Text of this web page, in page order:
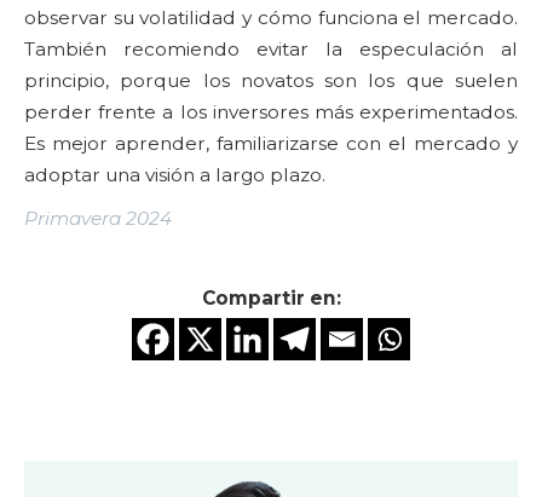
observar su volatilidad y cómo funciona el mercado.
También recomiendo evitar la especulación al
principio, porque los novatos son los que suelen
perder frente a los inversores más experimentados.
Es mejor aprender, familiarizarse con el mercado y
adoptar una visión a largo plazo.
Primavera 2024
Compartir en: